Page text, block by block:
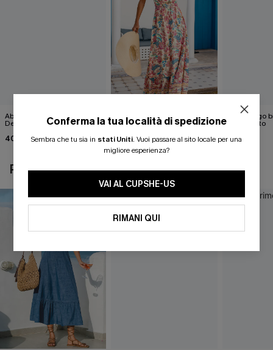
Abito lungo nero Little
Details
40,00 €
Abito lungo floreale "No Bad
Days"
36,00 €40,00 €
Abito lungo
mozzafiato
43,00 €
POTREBBE INTERESSARTI ANCHE
Conferma la tua località di spedizione
Sembra che tu sia in stati Uniti. Vuoi passare al sito locale per una
migliore esperienza?
VAI AL CUPSHE-US
RIMANI QUI